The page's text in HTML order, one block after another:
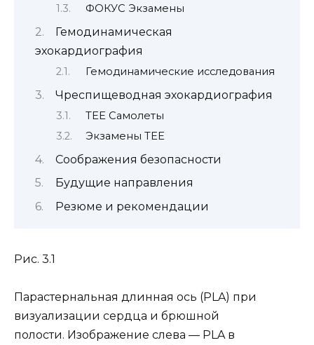
ФОКУС Экзамены
Гемодинамическая
эхокардиография
Гемодинамические исследования
Чреспищеводная эхокардиография
TEE Самолеты
Экзамены TEE
Соображения безопасности
Будущие направления
Резюме и рекомендации
Рис. 3.1
Парастернальная длинная ось (PLA) при
визуализации сердца и брюшной
полости. Изображение слева — PLA в